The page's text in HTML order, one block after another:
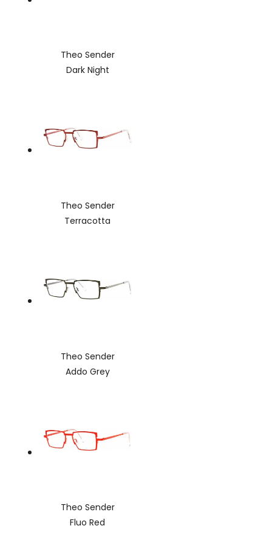
Theo Sender
Dark Night
Theo Sender
Terracotta
Theo Sender
Addo Grey
Theo Sender
Fluo Red